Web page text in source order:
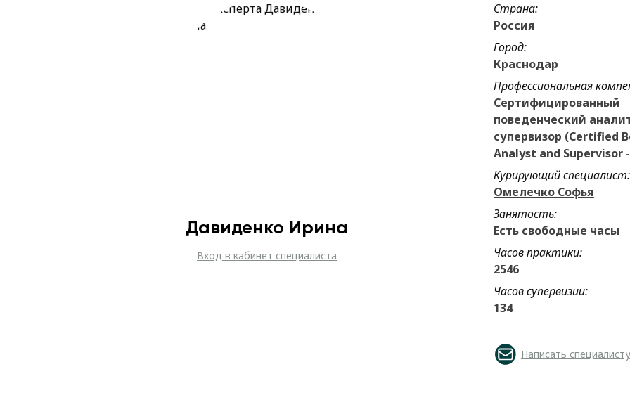
Давиденко Ирина
Вход в кабинет специалиста
Страна:
Россия
Город:
Краснодар
Профессиональная
Сертифицированный
поведенческий
супервизор (Certified
Analyst and Supervisor -
Курирующий специалист:
Омелечко Софья
Занятость:
Есть свободные часы
Часов практики:
2546
Часов супервизии:
134
Написать специалисту